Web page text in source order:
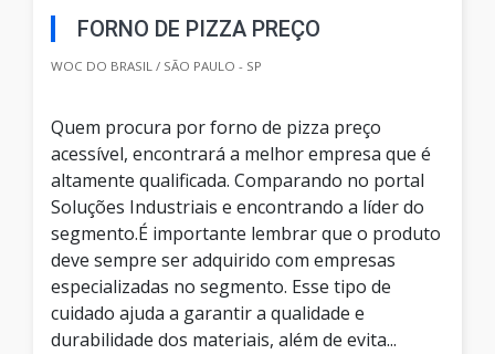
FORNO DE PIZZA PREÇO
WOC DO BRASIL / SÃO PAULO - SP
Quem procura por forno de pizza preço
acessível, encontrará a melhor empresa que é
altamente qualificada. Comparando no portal
Soluções Industriais e encontrando a líder do
segmento.É importante lembrar que o produto
deve sempre ser adquirido com empresas
especializadas no segmento. Esse tipo de
cuidado ajuda a garantir a qualidade e
durabilidade dos materiais, além de evita...